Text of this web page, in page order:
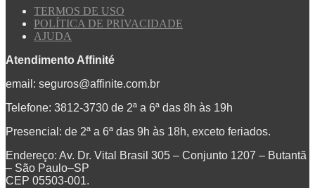
TERMOS DE USO
POLÍTICA DE PRIVACIDADE
AJUDA
Atendimento Affinité
email: seguros@affinite.com.br
Telefone: 3812-3730 de 2ª a 6ª das 8h às 19h
Presencial: de 2ª a 6ª das 9h às 18h, exceto feriados.
Endereço: Av. Dr. Vital Brasil 305 – Conjunto 1207 – Butantã
– São Paulo–SP
CEP 05503-001.